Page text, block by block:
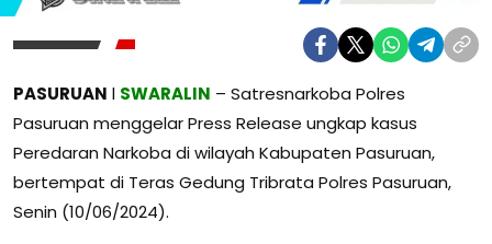
PASURUAN l SWARALIN – Satresnarkoba Polres
Pasuruan menggelar Press Release ungkap kasus
Peredaran Narkoba di wilayah Kabupaten Pasuruan,
bertempat di Teras Gedung Tribrata Polres Pasuruan,
Senin (10/06/2024).